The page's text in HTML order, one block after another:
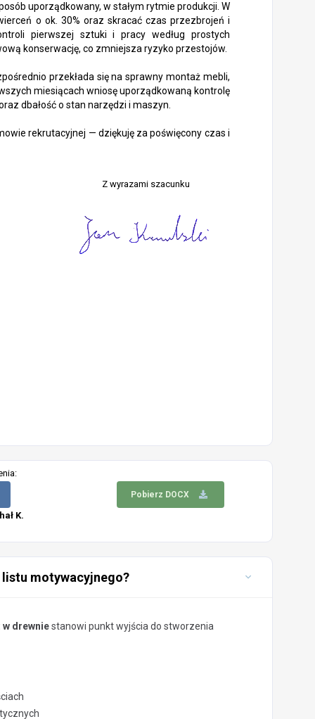
uporządkowany, w stałym rytmie produkcji. W
o ok. 30% oraz skracać czas przezbrojeń i
pierwszej sztuki i pracy według prostych
konserwację, co zmniejsza ryzyko przestojów.
przekłada się na sprawny montaż mebli,
miesiącach wniosę uporządkowaną kontrolę
dbałość o stan narzędzi i maszyn.
rekrutacyjnej — dziękuję za poświęcony czas i
Z wyrazami szacunku
Pobierz DOCX
K.
motywacyjnego?
drewniestanowi punkt wyjścia do stworzenia